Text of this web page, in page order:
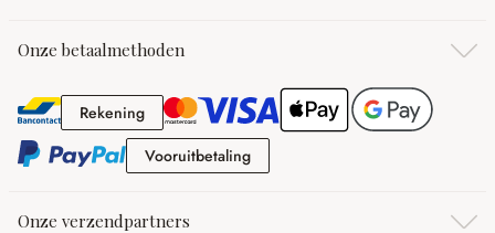
Onze betaalmethoden
RekeningRekening
VooruitbetalingVooruitbetaling
Onze verzendpartners